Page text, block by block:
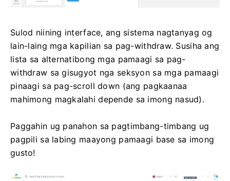
Sulod niining interface, ang sistema nagtanyag og
lain-laing mga kapilian sa pag-withdraw. Susiha ang
lista sa alternatibong mga pamaagi sa pag-
withdraw sa gisugyot nga seksyon sa mga pamaagi
pinaagi sa pag-scroll down (ang pagkaanaa
mahimong magkalahi depende sa imong nasud).
Paggahin ug panahon sa pagtimbang-timbang ug
pagpili sa labing maayong pamaagi base sa imong
gusto!